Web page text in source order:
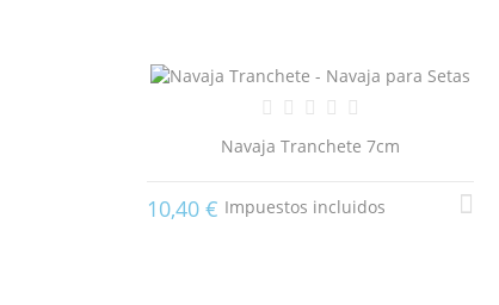
Navaja Tranchete 7cm
10,40 € Impuestos incluidos